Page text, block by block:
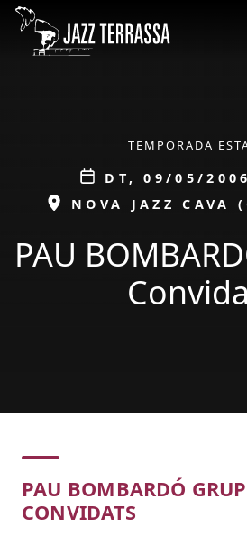
Vés al contingut
TEMPORADA
Data
DT, 09/05/
ESPAI
NOVA JAZZ CAVA
PAU
Concert
PAU BOMBARDÓ
CONVIDATS